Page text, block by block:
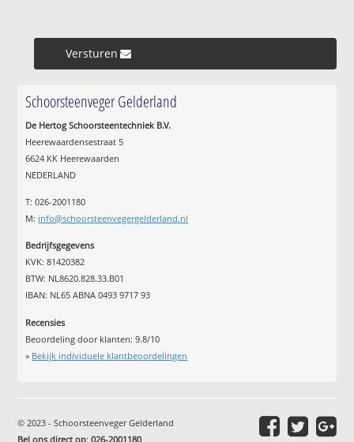
Versturen »
Schoorsteenveger Gelderland
De Hertog Schoorsteentechniek B.V.
Heerewaardensestraat 5
6624 KK Heerewaarden
NEDERLAND
T: 026-2001180
M: info@schoorsteenvegergelderland.nl
Bedrijfsgegevens
KVK: 81420382
BTW: NL8620.828.33.B01
IBAN: NL65 ABNA 0493 9717 93
Recensies
Beoordeling door klanten:9.8/10
» Bekijk individuele klantbeoordelingen
© 2023 - Schoorsteenveger Gelderland
Bel ons direct op:026-2001180